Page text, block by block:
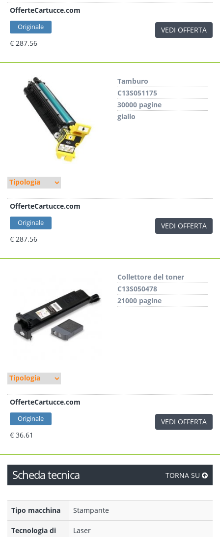
OfferteCartucce.com
Originale
€ 287.56
VEDI OFFERTA
Tamburo
C13S051175
30000 pagine
giallo
OfferteCartucce.com
Originale
€ 287.56
VEDI OFFERTA
Collettore del toner
C13S050478
21000 pagine
OfferteCartucce.com
Originale
€ 36.61
VEDI OFFERTA
Scheda tecnica TORNA SU
Tipo macchina Stampante
Tecnologia di
Laser